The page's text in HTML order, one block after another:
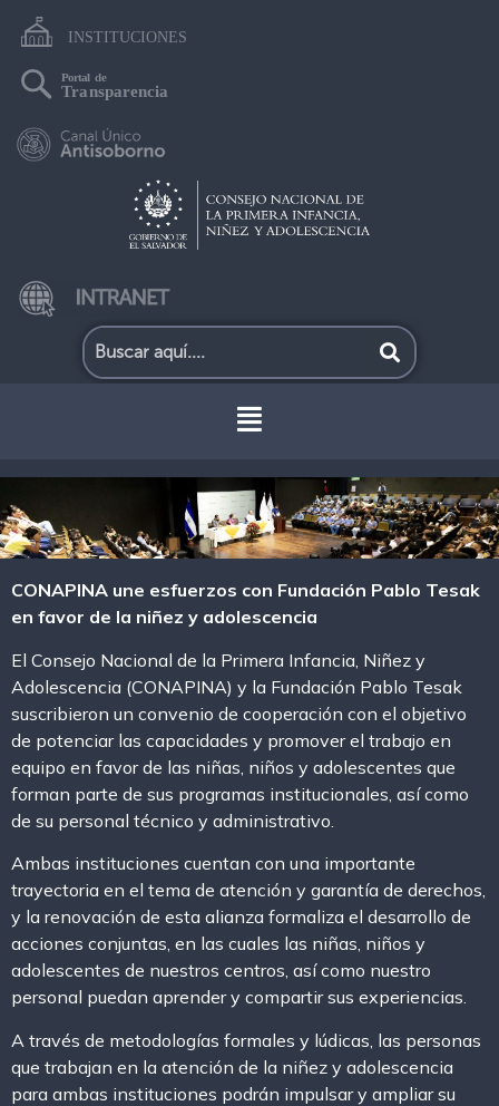
CONAPINA une esfuerzos con Fundación Pablo Tesak
en favor de la niñez y adolescencia
El Consejo Nacional de la Primera Infancia, Niñez y
Adolescencia (CONAPINA) y la Fundación Pablo Tesak
suscribieron un convenio de cooperación con el objetivo
de potenciar las capacidades y promover el trabajo en
equipo en favor de las niñas, niños y adolescentes que
forman parte de sus programas institucionales, así como
de su personal técnico y administrativo.
Ambas instituciones cuentan con una importante
trayectoria en el tema de atención y garantía de derechos,
y la renovación de esta alianza formaliza el desarrollo de
acciones conjuntas, en las cuales las niñas, niños y
adolescentes de nuestros centros, así como nuestro
personal puedan aprender y compartir sus experiencias.
A través de metodologías formales y lúdicas, las personas
que trabajan en la atención de la niñez y adolescencia
para ambas instituciones podrán impulsar y ampliar su